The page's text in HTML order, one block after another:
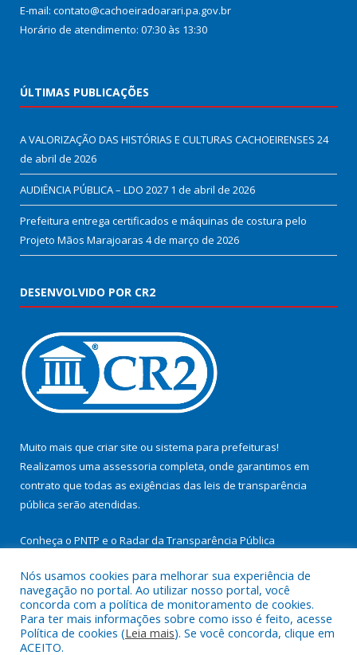
E-mail: contato@cachoeiradoarari.pa.gov.br
Horário de atendimento: 07:30 às 13:30
ÚLTIMAS PUBLICAÇÕES
A VALORIZAÇÃO DAS HISTÓRIAS E CULTURAS CACHOEIRENSES 24
de abril de 2026
AUDIÊNCIA PÚBLICA – LDO 2027 1 de abril de 2026
Prefeitura entrega certificados e máquinas de costura pelo
Projeto Mãos Marajoaras 4 de março de 2026
DESENVOLVIDO POR CR2
Muito mais que criar site ou sistema para prefeituras!
Realizamos uma assessoria completa, onde garantimos em
contrato que todas as exigências das leis de transparência
pública serão atendidas.
Conheça o PNTP e o Radar da Transparência Pública
Todos os direitos reservados a Prefeitura Municipal de
Cachoeira do Arari.
Nós usamos cookies para melhorar sua experiência de
navegação no portal. Ao utilizar nosso portal, você
concorda com a política de monitoramento de cookies.
Para ter mais informações sobre como isso é feito, acesse
Política de cookies (Leia mais). Se você concorda, clique em
ACEITO.